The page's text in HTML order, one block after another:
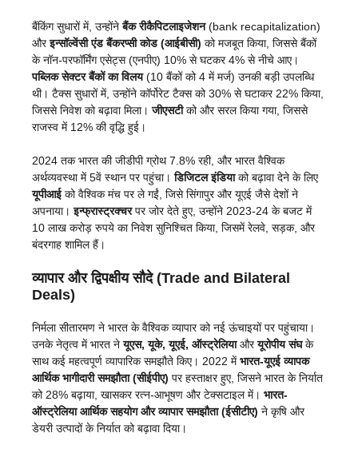
बैंकिंग सुधारों में, उन्होंनेबैंक रीकैपिटलाइजेशन(bank recapitalization)
औरइन्सॉल्वेंसी एंड बैंकरप्सी कोड (आईबीसी) को मजबूत किया, जिससे बैंकों
के नॉन-परफॉर्मिंग एसेट्स (एनपीए) 10% से घटकर 4% से नीचे आए।
पब्लिक सेक्टर बैंकों का विलय(10 बैंकों को 4 में मर्ज) उनकी बड़ी उपलब्धि
थी। टैक्स सुधारों में, उन्होंने कॉर्पोरेट टैक्स को 30% से घटाकर 22% किया,
जिससे निवेश को बढ़ावा मिला।जीएसटीको और सरल किया गया, जिससे
राजस्व में 12% की वृद्धि हुई।
2024 तक भारत की जीडीपी ग्रोथ 7.8% रही, और भारत वैश्विक
अर्थव्यवस्था में 5वें स्थान पर पहुंचा।डिजिटल इंडियाको बढ़ावा देने के लिए
यूपीआईको वैश्विक मंच पर ले गईं, जिसे सिंगापुर और यूएई जैसे देशों ने
अपनाया।इन्फ्रास्ट्रक्चरपर जोर देते हुए, उन्होंने 2023-24 के बजट में
10 लाख करोड़ रुपये का निवेश सुनिश्चित किया, जिसमें रेलवे, सड़क, और
बंदरगाह शामिल हैं।
व्यापार और द्विपक्षीय सौदे (Trade and Bilateral
Deals)
निर्मला सीतारमण ने भारत के वैश्विक व्यापार को नई ऊंचाइयों पर पहुंचाया।
उनके नेतृत्व में भारत नेयूएस, यूके, यूएई, ऑस्ट्रेलियाऔरयूरोपीय संघके
साथ कई महत्वपूर्ण व्यापारिक समझौते किए। 2022 मेंभारत-यूएई व्यापक
आर्थिक भागीदारी समझौता (सीईपीए) पर हस्ताक्षर हुए, जिसने भारत के निर्यात
को 28% बढ़ाया, खासकर रत्न-आभूषण और टेक्सटाइल में। भारत-
ऑस्ट्रेलिया आर्थिक सहयोग और व्यापार समझौता (ईसीटीए) ने कृषि और
डेयरी उत्पादों के निर्यात को बढ़ावा दिया।